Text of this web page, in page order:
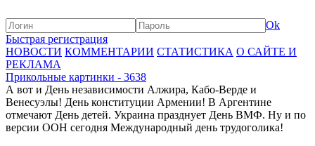
Ok
Быстрая регистрация
НОВОСТИ КОММЕНТАРИИ СТАТИСТИКА О САЙТЕ И
РЕКЛАМА
Прикольные картинки - 3638
А вот и День независимости Алжира, Кабо-Верде и
Венесуэлы! День конституции Армении! В Аргентине
отмечают День детей. Украина празднует День ВМФ. Ну и по
версии ООН сегодня Международный день трудоголика!